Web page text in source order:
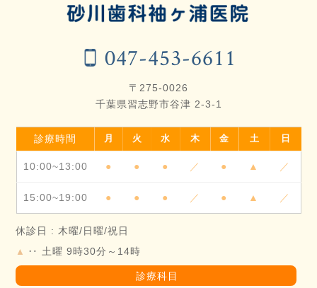
047-453-6611
〒275-0026
千葉県習志野市谷津 2-3-1
診療時間 月 火 水 木 金 土 日
10:00~13:00 ● ● ● ／ ● ▲ ／
15:00~19:00 ● ● ● ／ ● ▲ ／
休診日 : 木曜/日曜/祝日
▲ ‥ 土曜 9時30分～14時
診療科目